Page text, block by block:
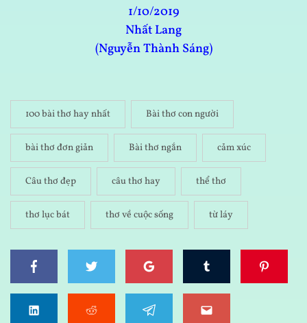
1/10/2019
Nhất Lang
(Nguyễn Thành Sáng)
100 bài thơ hay nhất Bài thơ con người
bài thơ đơn giản Bài thơ ngắn cảm xúc
Câu thơ đẹp câu thơ hay thể thơ
thơ lục bát thơ về cuộc sống từ láy